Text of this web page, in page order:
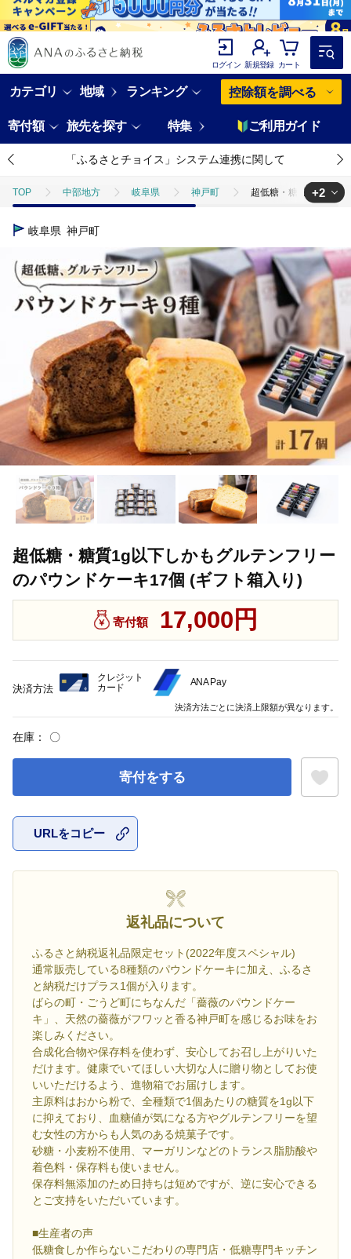
ログイン 新規登録 カート
カテゴリ 地域 ランキング 控除額を調べる
寄付額 旅先を探す 特集 ご利用ガイド
「ふるさとチョイス」システム連携に関して
TOP 中部地方 岐阜県 神戸町 超低糖・糖質1g以下し
TOP
パン・菓子類 洋菓子 超低糖・糖質1g以下しかもグル
+2
岐阜県 神戸町
超低糖・糖質1g以下しかもグルテンフリー
のパウンドケーキ17個 (ギフト箱入り)
寄付額 17,000円
在庫： 〇
寄付をする
URLをコピー
返礼品について
ふるさと納税返礼品限定セット(2022年度スペシャル)
通常販売している8種類のパウンドケーキに加え、ふるさ
と納税だけプラス1個が入ります。
ばらの町・ごうど町にちなんだ「薔薇のパウンドケー
キ」、天然の薔薇がフワッと香る神戸町を感じるお味をお
楽しみください。
合成化合物や保存料を使わず、安心してお召し上がりいた
だけます。健康でいてほしい大切な人に贈り物としてお使
いいただけるよう、進物箱でお届けします。
主原料はおから粉で、全種類で1個あたりの糖質を1g以下
に抑えており、血糖値が気になる方やグルテンフリーを望
む女性の方からも人気のある焼菓子です。
砂糖・小麦粉不使用、マーガリンなどのトランス脂肪酸や
着色料・保存料も使いません。
保存料無添加のため日持ちは短めですが、逆に安心できる
とご支持をいただいています。
■生産者の声
低糖食しか作らないこだわりの専門店・低糖専門キッチン
決済方法
クレジット
カード
ANA Pay
決済方法ごとに決済上限額が異なります。